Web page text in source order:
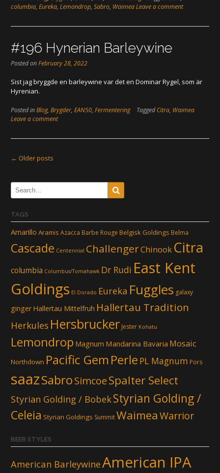
columbia, Eureka, Lemondrop, Sabro, WaimeaLeave a comment
#196 Hynerian Barleywine
Posted onFebruary 28, 2022
Sist jag bryggde en barleywine var det en Dominar Rygel, som är
Hyrenian.
Posted inBlog, Brygder, EAN50, Fermentering TaggedCitra, Waimea
Leave a comment
Posts
← Older posts
TAGS
Amarillo Aramis Azacca Barbe Rouge Belgisk Goldings Belma
Cascade Centennial ChallengerChinook Citra
columbia Columbus/Tomahawk Dr Rudi East Kent
Goldings El Dorado Eureka Fuggles galaxy
ginger Hallertau Mittelfruh Hallertau Tradition
Herkules Hersbrucker Jester Kohatu
Lemondrop Magnum Mandarina Bavaria Mosaic
Northdown Pacific Gem Perle PL Magnum Pors
saazSabroSimcoeSpalter Select
Styrian Golding / BobekStyrian Golding /
Celeia Styrian Goldings SummitWaimeaWarrior
BEER STYLES
American BarleywineAmerican IPA